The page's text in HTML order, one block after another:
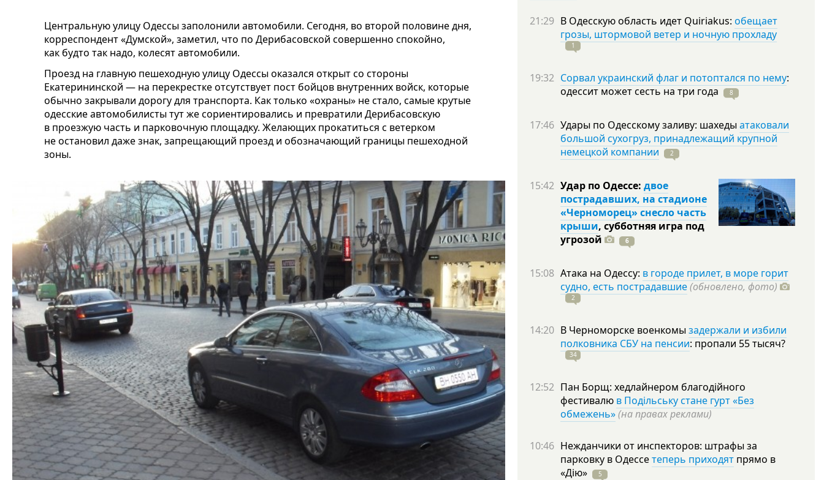
Центральную улицу Одессы заполонили автомобили. Сегодня, во второй половине дня,
корреспондент «Думской», заметил, что по Дерибасовской совершенно спокойно,
как будто так надо, колесят автомобили.
Проезд на главную пешеходную улицу Одессы оказался открыт со стороны
Екатерининской — на перекрестке отсутствует пост бойцов внутренних войск, которые
обычно закрывали дорогу для транспорта. Как только «охраны» не стало, самые крутые
одесские автомобилисты тут же сориентировались и превратили Дерибасовскую
в проезжую часть и парковочную площадку. Желающих прокатиться с ветерком
не остановил даже знак, запрещающий проезд и обозначающий границы пешеходной
зоны.
21:29 В Одесскую область идет Quiriakus: обещает
грозы, штормовой ветер и ночную прохладу
1
19:32 Сорвал украинский флаг и потоптался по нему:
одессит может сесть на три года 8
17:46 Удары по Одесскому заливу: шахеды атаковали
большой сухогруз, принадлежащий крупной
немецкой компании
2
15:42 Удар по Одессе: двое
пострадавших, на стадионе
«Черноморец» снесло часть
крыши, субботняя игра под
угрозой
6
15:08 Атака на Одессу: в городе прилет, в море горит
судно, есть пострадавшие(обновлено, фото)
2
14:20 В Черноморске военкомы задержали и избили
полковника СБУ на пенсии: пропали 55тысяч?
34
12:52 Пан Борщ: хедлайнером благодійного
фестивалю в Подільську стане гурт «Без
обмежень»(на правах реклами)
10:46 Нежданчики от инспекторов: штрафы за
парковку в Одессетеперь приходят прямо в
«Дію»
5